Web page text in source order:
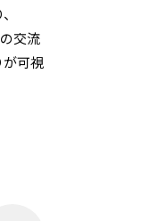
交流
が可視